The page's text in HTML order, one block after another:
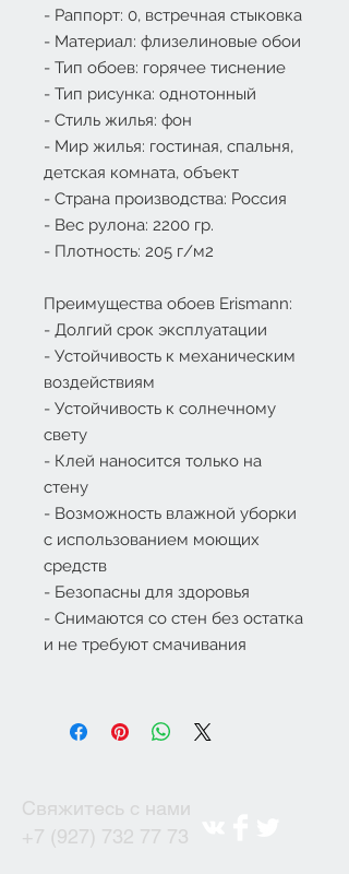
- Раппорт: 0, встречная стыковка
- Материал: флизелиновые обои
- Тип обоев: горячее тиснение
- Тип рисунка: однотонный
- Стиль жилья: фон
- Мир жилья: гостиная, спальня,
детская комната, объект
- Страна производства: Россия
- Вес рулона: 2200 гр.
- Плотность: 205 г/м2
Преимущества обоев Erismann:
- Долгий срок эксплуатации
- Устойчивость к механическим
воздействиям
- Устойчивость к солнечному
свету
- Клей наносится только на
стену
- Возможность влажной уборки
с использованием моющих
средств
- Безопасны для здоровья
- Снимаются со стен без остатка
и не требуют смачивания
Свяжитесь с нами
+7 (927) 732 77 73